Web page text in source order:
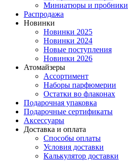
Миниатюры и пробники
Распродажа
Новинки
Новинки 2025
Новинки 2024
Новые поступления
Новинки 2026
Атомайзеры
Ассортимент
Наборы парфюмерии
Остатки во флаконах
Подарочная упаковка
Подарочные сертификаты
Аксессуары
Доставка и оплата
Способы оплаты
Условия доставки
Калькулятор доставки